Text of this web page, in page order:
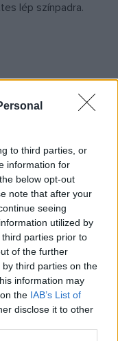
to third parties, or
information for
below opt-out
note that after your
seeing
utilized by
parties prior to
of the further
third parties on the
information may
the IAB’s List of
disclose it to other
lép színpadra.
óta budapesti és
be, játszottak
előtt, illetve
(Jamie
tapasztalat
sikeres pályázat
Februarycímű
a Budapest
felfedező